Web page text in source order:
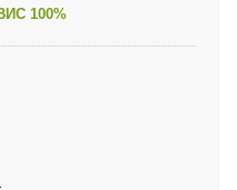
100%